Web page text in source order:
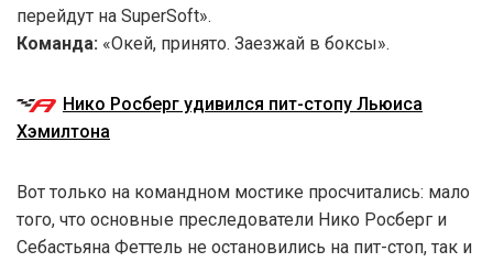
перейдут на SuperSoft».
Команда: «Окей, принято. Заезжай в боксы».
Нико Росберг удивился пит-стопу Льюиса
Хэмилтона
Вот только на командном мостике просчитались: мало
того, что основные преследователи Нико Росберг и
Себастьяна Феттель не остановились на пит-стоп, так и